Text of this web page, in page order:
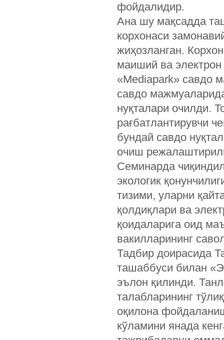
фойдалидир.
Ана шу мақсадда
корхонаси
жиҳозланган.
маиший ва
«Mediapark» савдо
савдо
нуқталари очилди.
рағбатлантирувчи
бундай савдо
очиш
Семинарда
экологик
тизими, уларни
қолдиқлари ва
қоидаларига оид
вакилларининг
Тадбир доирасида
ташаббуси билан
эълон қилинди.
талабларининг
оқилона
кўламини янада